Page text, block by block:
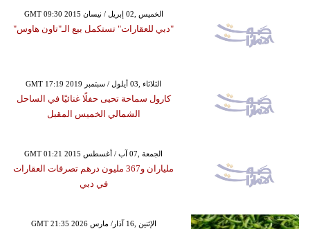
GMT 09:30 2015 الخميس ,02 إبريل / نيسان
"دبي للعقارات" تستكمل بيع الـ"تاون هاوس"
GMT 17:19 2019 الثلاثاء ,03 أيلول / سبتمبر
كارول سماحة تحيى حفلًا غنائيًا في الساحل
الشمالي الخميس المقبل
GMT 01:21 2015 الجمعة ,07 آب / أغسطس
ملياران و367 مليون درهم تصرفات العقارات
في دبي
GMT 21:35 2026 الإثنين ,16 آذار/ مارس